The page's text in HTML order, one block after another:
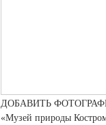
ДОБАВИТЬ
«Музей природы